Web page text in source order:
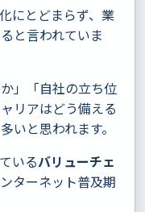
にとどまらず、業
と言われていま
」「自社の立ち位
リアはどう備える
いと思われます。
いるバリューチェ
ターネット普及期